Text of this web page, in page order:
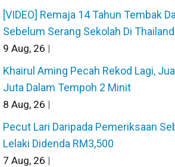
[VIDEO] Remaja 14 Tahun Tembak
Sebelum Serang Sekolah Di Thailand
9 Aug, 26 |
Khairul Aming Pecah Rekod Lagi,
Juta Dalam Tempoh 2 Minit
8 Aug, 26 |
Pecut Lari Daripada Pemeriksaan
Lelaki Didenda RM3,500
7 Aug, 26 |